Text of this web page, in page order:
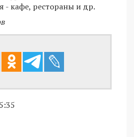
- кафе, рестораны и др.